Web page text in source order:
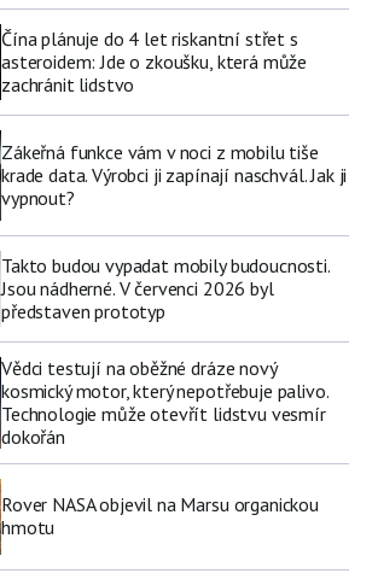
Čína plánuje do 4 let riskantní střet s
asteroidem: Jde o zkoušku, která může
zachránit lidstvo
Zákeřná funkce vám v noci z mobilu tiše
krade data. Výrobci ji zapínají naschvál. Jak ji
vypnout?
Takto budou vypadat mobily budoucnosti.
Jsou nádherné. V červenci 2026 byl
představen prototyp
Vědci testují na oběžné dráze nový
kosmický motor, který nepotřebuje palivo.
Technologie může otevřít lidstvu vesmír
dokořán
Rover NASA objevil na Marsu organickou
hmotu